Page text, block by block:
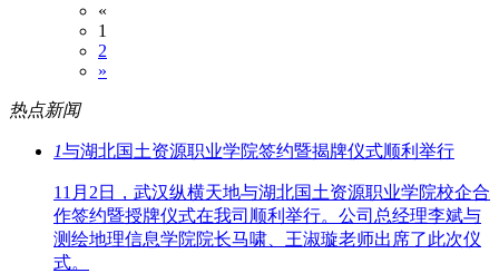
«
1
2
»
热点新闻
1与湖北国土资源职业学院签约暨揭牌仪式顺利举行
11月2日，武汉纵横天地与湖北国土资源职业学院校企合
作签约暨授牌仪式在我司顺利举行。公司总经理李斌与
测绘地理信息学院院长马啸、王淑璇老师出席了此次仪
式。